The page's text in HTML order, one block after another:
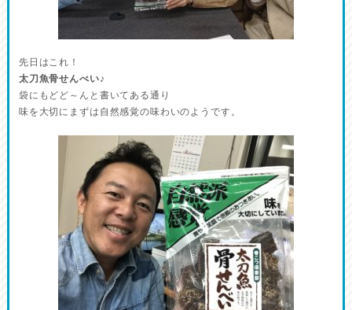
先日はこれ！
太刀魚骨せんべい♪
袋にもどど～んと書いてある通り
味を大切にまずは自然感覚の味わいのようです。